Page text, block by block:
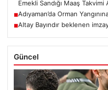
Emekli Sandığı Maaş Takvimi
■Adıyaman’da Orman
■Altay Bayındır beklenen
Güncel